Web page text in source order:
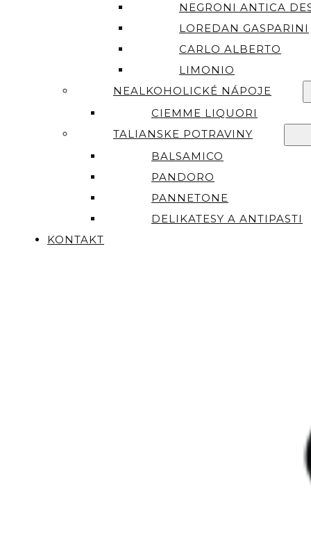
NEGRONI ANTICA
LOREDAN GASPARINI
CARLO ALBERTO
LIMONIO
NEALKOHOLICKÉ NÁPOJE
CIEMME LIQUORI
TALIANSKE POTRAVINY
BALSAMICO
PANDORO
PANNETONE
DELIKATESY A ANTIPASTI
KONTAKT